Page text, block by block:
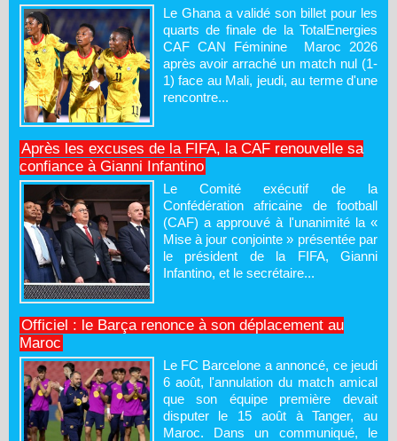
Le Ghana a validé son billet pour les
quarts de finale de la TotalEnergies
CAF CAN Féminine Maroc 2026
après avoir arraché un match nul (1-
1) face au Mali, jeudi, au terme d'une
rencontre...
Après les excuses de la FIFA, la CAF renouvelle sa
confiance à Gianni Infantino
Le Comité exécutif de la
Confédération africaine de football
(CAF) a approuvé à l'unanimité la «
Mise à jour conjointe » présentée par
le président de la FIFA, Gianni
Infantino, et le secrétaire...
Officiel : le Barça renonce à son déplacement au
Maroc
Le FC Barcelone a annoncé, ce jeudi
6 août, l'annulation du match amical
que son équipe première devait
disputer le 15 août à Tanger, au
Maroc. Dans un communiqué, le